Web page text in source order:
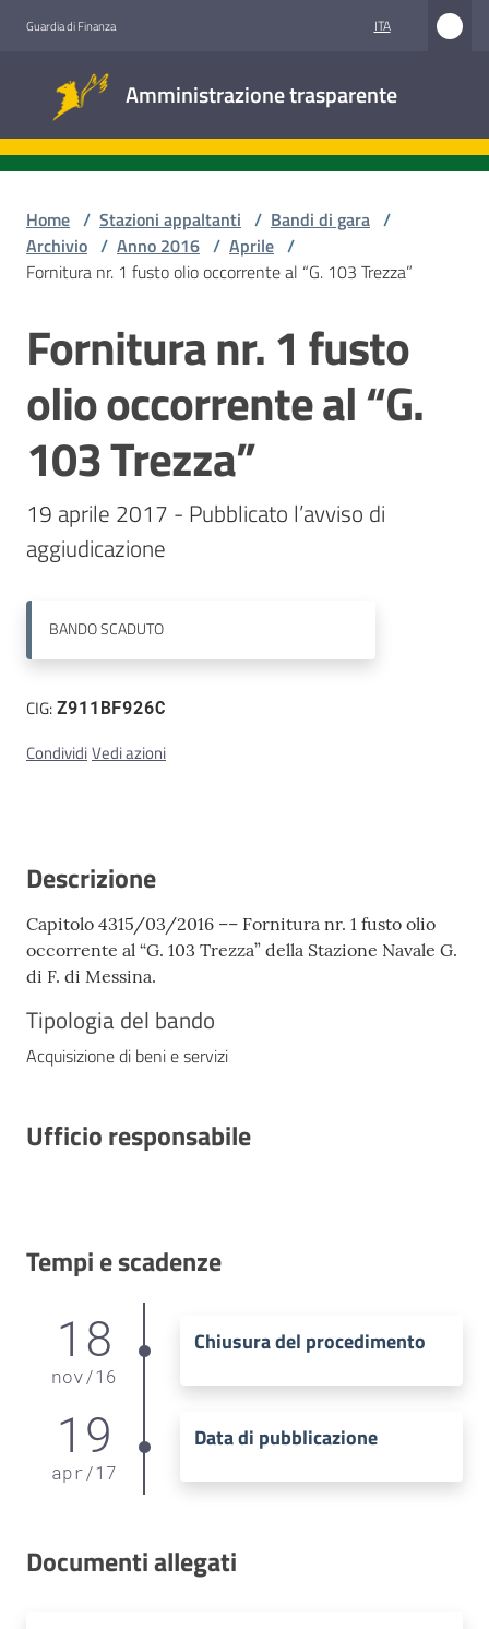
Guardia di Finanza ITA
Amministrazione trasparente
trasparente
Stazioni
appaltanti
Contatti
Home / Stazioni appaltanti / Bandi di gara /
Archivio / Anno 2016 / Aprile /
Fornitura nr. 1 fusto olio occorrente al “G. 103 Trezza”
Salta al contenuto
Fornitura nr. 1 fusto
olio occorrente al “G.
103 Trezza”
19 aprile 2017 - Pubblicato l’avviso di
aggiudicazione
BANDOSCADUTO
CIG:Z911BF926C
CondividiVedi azioni
Descrizione
Capitolo 4315/03/2016 –– Fornitura nr. 1 fusto olio
occorrente al “G. 103 Trezza” della Stazione Navale G.
di F. di Messina.
Tipologia del bando
Acquisizione di beni e servizi
Ufficio responsabile
Tempi e scadenze
18
nov/16
Chiusura del procedimento
19
apr/17
Data di pubblicazione
Documenti allegati